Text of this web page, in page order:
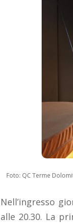
Foto: QC Terme
Nell’ingresso
alle 20.30. La